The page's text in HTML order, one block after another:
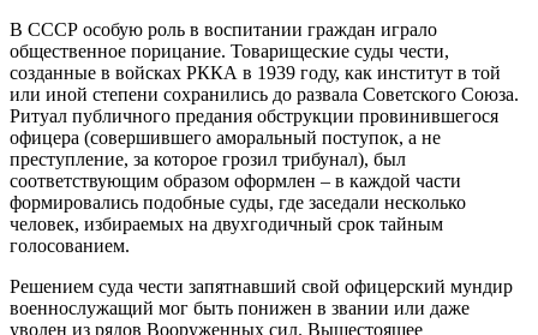
В СССР особую роль в воспитании граждан играло
общественное порицание. Товарищеские суды чести,
созданные в войсках РККА в 1939 году, как институт в той
или иной степени сохранились до развала Советского Союза.
Ритуал публичного предания обструкции провинившегося
офицера (совершившего аморальный поступок, а не
преступление, за которое грозил трибунал), был
соответствующим образом оформлен – в каждой части
формировались подобные суды, где заседали несколько
человек, избираемых на двухгодичный срок тайным
голосованием.
Решением суда чести запятнавший свой офицерский мундир
военнослужащий мог быть понижен в звании или даже
уволен из рядов Вооруженных сил. Вышестоящее